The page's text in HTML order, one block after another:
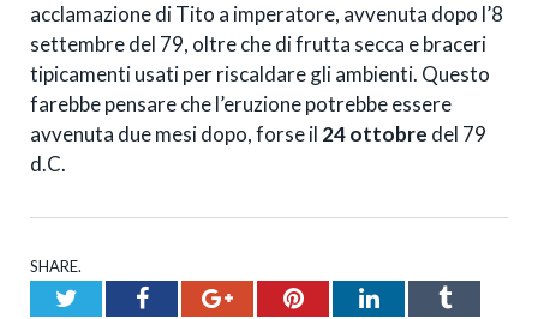
acclamazione di Tito a imperatore, avvenuta dopo l’8
settembre del 79, oltre che di frutta secca e braceri
tipicamenti usati per riscaldare gli ambienti. Questo
farebbe pensare che l’eruzione potrebbe essere
avvenuta due mesi dopo, forse il 24 ottobre del 79
d.C.
SHARE.
TwitterFacebookGoogle+PinterestLinkedInTumblr